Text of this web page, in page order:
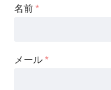
名前 *
メール *